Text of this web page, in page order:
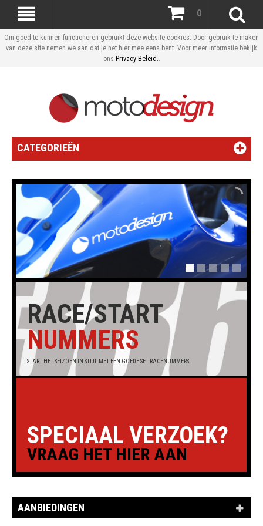
Om goed te kunnen functioneren gebruikt deze website cookies. Door gebruik te maken
van deze site nemen we aan dat je het hier mee eens bent. Voor meer informatie bekijk
ons Privacy Beleid..
0
CATEGORIEËN
RACE/START
NUMMERS
START HET SEIZOEN IN STIJL MET EEN GOEDE SET RACENUMMERS
SPECIAAL VERZOEK?
VRAAG HET HIER AAN
AANBIEDINGEN